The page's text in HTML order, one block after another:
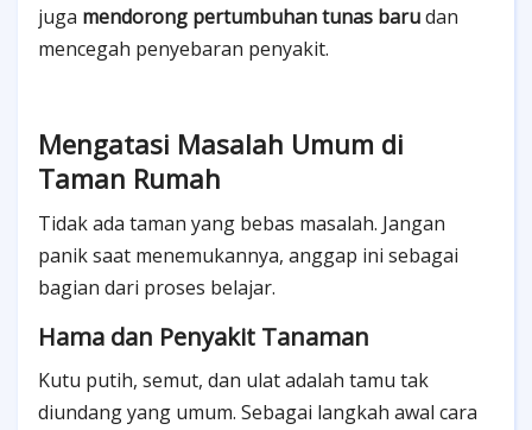
juga mendorong pertumbuhan tunas barudan
mencegah penyebaran penyakit.
Mengatasi Masalah Umum di
Taman Rumah
Tidak ada taman yang bebas masalah. Jangan
panik saat menemukannya, anggap ini sebagai
bagian dari proses belajar.
Hama dan Penyakit Tanaman
Kutu putih, semut, dan ulat adalah tamu tak
diundang yang umum. Sebagai langkah awal cara